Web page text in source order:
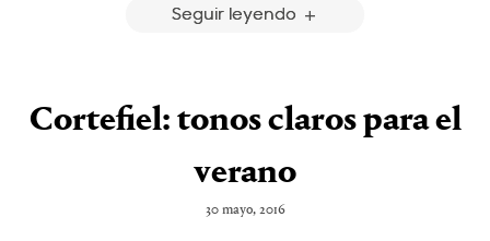
Seguir leyendo
Cortefiel: tonos claros para el
verano
30 mayo, 2016